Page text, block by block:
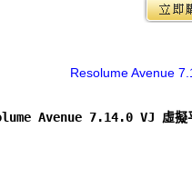
Resolume Avenue
Avenue 7.14.0 VJ 虛擬